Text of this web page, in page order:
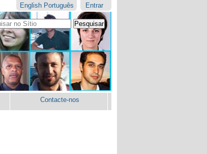
Entrar
English Português
Contacte-nos